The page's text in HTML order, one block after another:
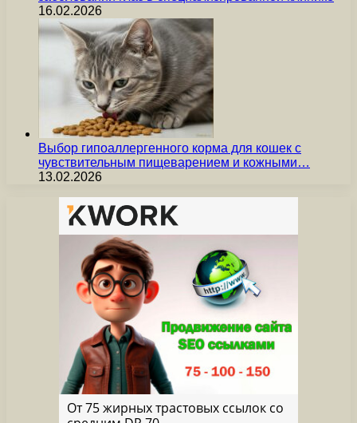
16.02.2026
Выбор гипоаллергенного корма для кошек с
чувствительным пищеварением и кожными…
13.02.2026